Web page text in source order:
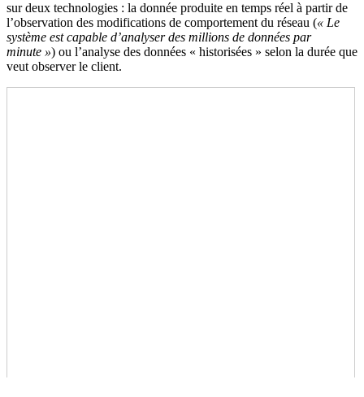
sur deux technologies : la donnée produite en temps réel à partir de
l’observation des modifications de comportement du réseau (« Le
système est capable d’analyser des millions de données par
minute ») ou l’analyse des données « historisées » selon la durée que
veut observer le client.